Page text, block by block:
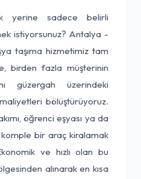
yerine sadece belirli
istiyorsunuz? Antalya -
taşıma hizmetimiz tam
birden fazla müşterinin
güzergah üzerindeki
bölüştürüyoruz.
öğrenci eşyası ya da
bir araç kiralamak
ve hızlı olan bu
alınarak en kısa